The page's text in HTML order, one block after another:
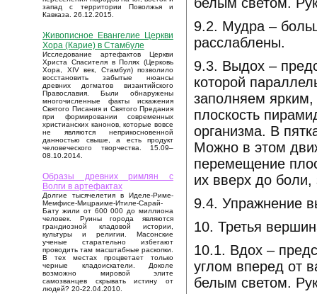
запад с территории Поволжья и
Кавказа. 26.12.2015.
Живописное Евангелие Церкви
Хора (Карие) в Стамбуле
Исследование артефактов Церкви
Христа Спасителя в Полях (Церковь
Хора, XIV век, Стамбул) позволило
восстановить забытые нюансы
древних догматов византийского
Православия. Были обнаружены
многочисленные факты искажения
Святого Писания и Святого Предания
при формировании современных
христианских канонов, которые вовсе
не являются неприкосновенной
данностью свыше, а есть продукт
человеческого творчества. 15.09–
08.10.2014.
Образы древних римлян с
Волги в артефактах
Долгие тысячелетия в Иделе-Риме-
Мемфисе-Мицраиме-Итиле-Сарай-
Бату жили от 600 000 до миллиона
человек. Руины города являются
грандиозной кладовой истории,
культуры и религии. Масонские
ученые старательно избегают
проводить там масштабные раскопки.
В тех местах процветает только
черные кладоискатели. Доколе
возможно мировой элите
самозванцев скрывать истину от
людей? 20-22.04.2010.
9.2. Мудра –
расслаблены.
9.3. Выдох –
которой
заполняем
плоскость
организма. В
Можно в этом
перемещение
их вверх до боли,
9.4. Упражнение
10. Третья
10.1. Вдох –
углом вперед от
белым светом.